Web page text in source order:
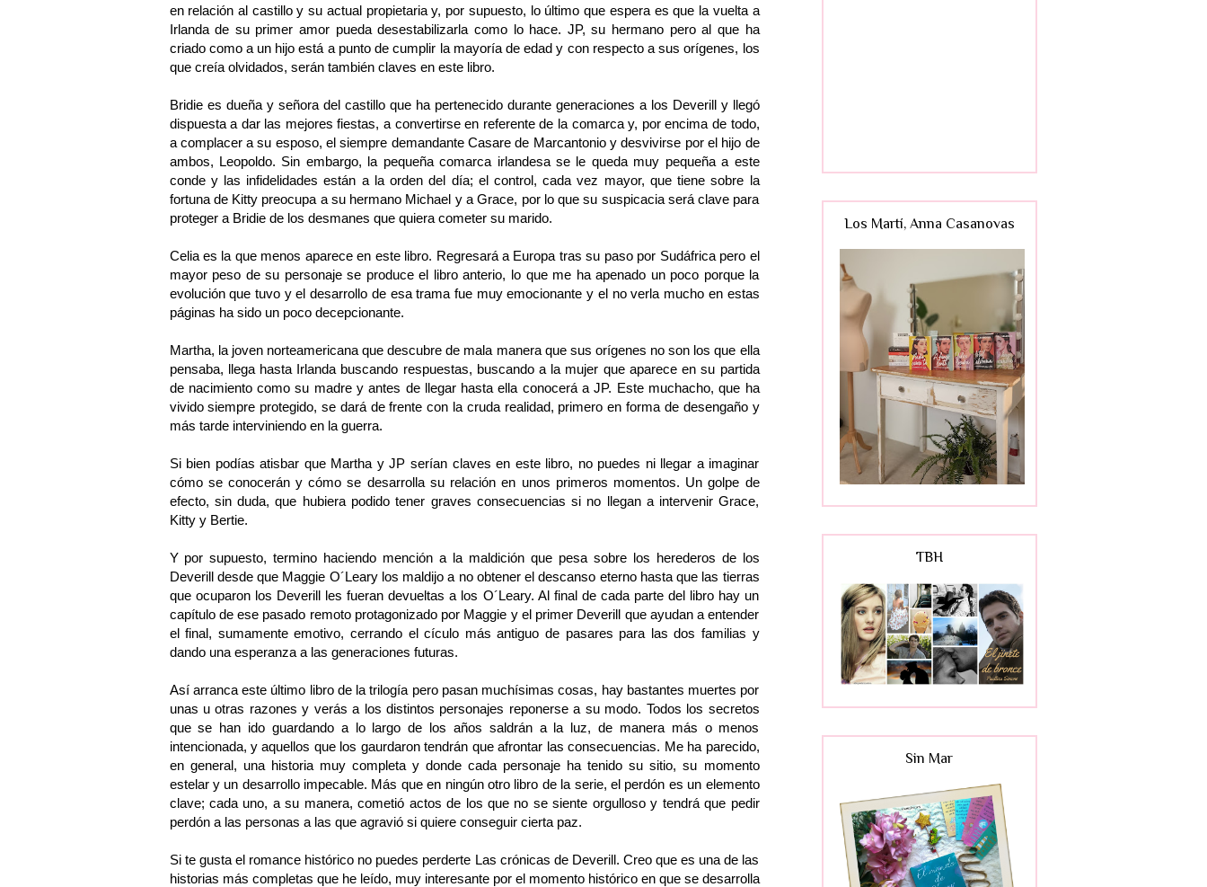
en relación al castillo y su actual propietaria y, por supuesto, lo último que espera esque la vuelta a
Irlanda de su primer amor pueda desestabilizarla como lo hace. JP, su hermano pero al que ha
criado como a un hijo está a punto de cumplir la mayoría de edad y con respecto a sus orígenes, los
que creía olvidados, serán también claves en este libro.
Bridie es dueña y señora del castillo que ha pertenecido durante generaciones a los Deverill y llegó
dispuesta a dar las mejores fiestas, a convertirse en referente de la comarca y, por encima de todo,
a complacer a su esposo, el siempre demandante Casare de Marcantonio y desvivirse por el hijo de
ambos, Leopoldo. Sin embargo, la pequeña comarca irlandesa se le queda muy pequeña a este
conde y las infidelidades están a la orden del día; el control, cada vez mayor, que tiene sobre la
fortuna de Kitty preocupa a su hermano Michael y a Grace, por lo que su suspicacia será clave para
proteger a Bridie de los desmanes que quiera cometer su marido.
Celia es la que menos aparece en este libro. Regresará a Europa tras su paso por Sudáfrica pero el
mayor peso de su personaje se produce el libro anterio, lo que me ha apenado un poco porque la
evolución que tuvo y el desarrollo de esa trama fue muy emocionante y el no verla mucho en estas
páginas ha sido un poco decepcionante.
Martha, la joven norteamericana que descubre de mala manera que sus orígenes no son los que ella
pensaba, llega hasta Irlanda buscando respuestas, buscando a la mujer que aparece en su partida
de nacimiento como su madre y antes de llegar hasta ella conocerá a JP. Este muchacho, que ha
vivido siempre protegido, se dará de frente con la cruda realidad, primero en forma de desengaño y
más tarde interviniendo en la guerra.
Si bien podías atisbar que Martha y JP serían claves en este libro, no puedes ni llegar a imaginar
cómo se conocerán y cómo se desarrolla su relación en unos primeros momentos. Un golpe de
efecto, sin duda, que hubiera podido tener graves consecuencias si no llegan a intervenir Grace,
Kitty y Bertie.
Y por supuesto, termino haciendo mención a la maldición que pesa sobre los herederos de los
Deverill desde que Maggie O´Leary los maldijo a no obtener el descanso eterno hasta que las tierras
que ocuparon los Deverill les fueran devueltas a los O´Leary. Al final de cada parte del libro hay un
capítulo de ese pasado remoto protagonizado por Maggie y el primer Deverill que ayudan a entender
el final, sumamente emotivo, cerrando el cículo más antiguo de pasares para las dos familias y
dando una esperanza a las generaciones futuras.
Así arranca este último libro de la trilogía pero pasan muchísimas cosas, hay bastantes muertes por
unas u otras razones y verás a los distintos personajes reponerse a su modo. Todos los secretos
que se han ido guardando a lo largo de los años saldrán a la luz, de manera más o menos
intencionada, y aquellos que los gaurdaron tendrán que afrontar las consecuencias. Me ha parecido,
en general, una historia muy completa y donde cada personaje ha tenido su sitio, su momento
estelar y un desarrollo impecable. Más que en ningún otro libro de la serie, el perdón es un elemento
clave; cada uno, a su manera, cometió actos de los que no se siente orgulloso y tendrá que pedir
perdón a las personas a las que agravió si quiere conseguir cierta paz.
Si te gusta el romance histórico no puedes perderte Las crónicas de Deverill. Creo que es una de las
historias más completas que he leído, muy interesante por el momento histórico en que se desarrolla
Los Martí, Anna Casanovas
TBH
Sin Mar